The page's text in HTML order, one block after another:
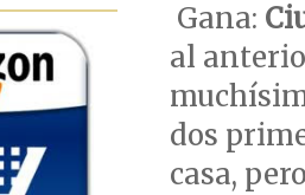
Gana:
al
dos
casa,